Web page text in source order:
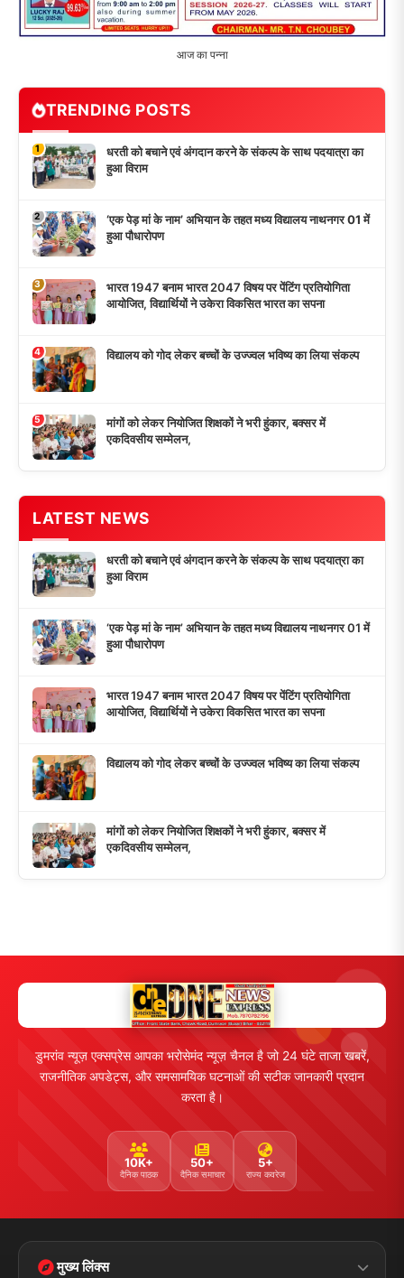
आज का पन्ना
TRENDING POSTS
1
धरती को बचाने एवं अंगदान करने के संकल्प के साथ पदयात्रा का
हुआ विराम
2
‘एक पेड़ मां के नाम’ अभियान के तहत मध्य विद्यालय नाथनगर 01 में
हुआ पौधारोपण
3
भारत 1947 बनाम भारत 2047 विषय पर पेंटिंग प्रतियोगिता
आयोजित, विद्यार्थियों ने उकेरा विकसित भारत का सपना
4 विद्यालय को गोद लेकर बच्चों के उज्ज्वल भविष्य का लिया संकल्प
5
मांगों को लेकर नियोजित शिक्षकों ने भरी हुंकार, बक्सर में
एकदिवसीय सम्मेलन,
LATEST NEWS
धरती को बचाने एवं अंगदान करने के संकल्प के साथ पदयात्रा का
हुआ विराम
‘एक पेड़ मां के नाम’ अभियान के तहत मध्य विद्यालय नाथनगर 01 में
हुआ पौधारोपण
भारत 1947 बनाम भारत 2047 विषय पर पेंटिंग प्रतियोगिता
आयोजित, विद्यार्थियों ने उकेरा विकसित भारत का सपना
विद्यालय को गोद लेकर बच्चों के उज्ज्वल भविष्य का लिया संकल्प
मांगों को लेकर नियोजित शिक्षकों ने भरी हुंकार, बक्सर में
एकदिवसीय सम्मेलन,
डुमरांव न्यूज़ एक्सप्रेस आपका भरोसेमंद न्यूज़ चैनल है जो 24 घंटे ताजा खबरें,
राजनीतिक अपडेट्स, और समसामयिक घटनाओं की सटीक जानकारी प्रदान
करता है।
10K+
दैनिक पाठक
50+
दैनिक समाचार
5+
राज्य कवरेज
मुख्य लिंक्स